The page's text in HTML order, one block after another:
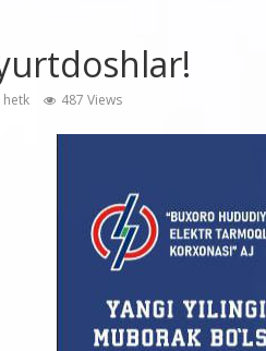
hetk 487 Views